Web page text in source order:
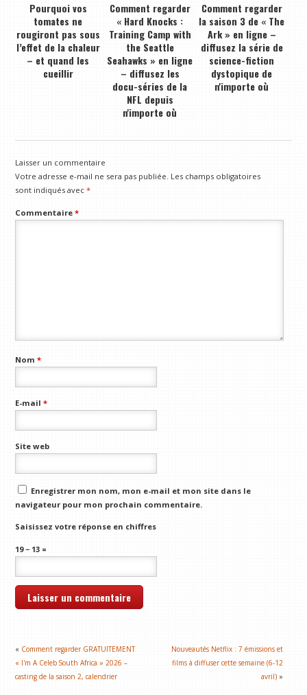
Pourquoi vos
tomates ne
rougiront pas sous
l’effet de la chaleur
– et quand les
cueillir
Comment regarder
« Hard Knocks :
Training Camp with
the Seattle
Seahawks » en ligne
– diffusez les
docu-séries de la
NFL depuis
n'importe où
Comment regarder
la saison 3 de « The
Ark » en ligne –
diffusez la série de
science-fiction
dystopique de
n'importe où
Laisser un commentaire
Votre adresse e-mail ne sera pas publiée. Les champs obligatoires
sont indiqués avec*
Commentaire*
Nom*
E-mail*
Site web
Enregistrer mon nom, mon e-mail et mon site dans le
navigateur pour mon prochain commentaire.
Saisissez votre réponse en chiffres
19 − 13 =
« Comment regarder GRATUITEMENT
« I'm A Celeb South Africa » 2026 –
casting de la saison 2, calendrier
Nouveautés Netflix : 7 émissions et
films à diffuser cette semaine (6-12
avril) »